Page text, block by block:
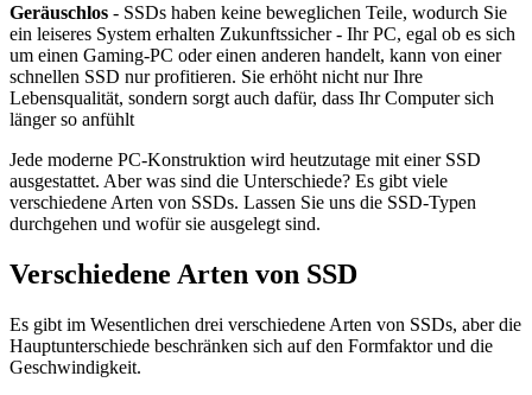
Geräuschlos - SSDs haben keine beweglichen Teile, wodurch Sie
ein leiseres System erhalten Zukunftssicher - Ihr PC, egal ob es sich
um einen Gaming-PC oder einen anderen handelt, kann von einer
schnellen SSD nur profitieren. Sie erhöht nicht nur Ihre
Lebensqualität, sondern sorgt auch dafür, dass Ihr Computer sich
länger so anfühlt
Jede moderne PC-Konstruktion wird heutzutage mit einer SSD
ausgestattet. Aber was sind die Unterschiede? Es gibt viele
verschiedene Arten von SSDs. Lassen Sie uns die SSD-Typen
durchgehen und wofür sie ausgelegt sind.
Verschiedene Arten von SSD
Es gibt im Wesentlichen drei verschiedene Arten von SSDs, aber die
Hauptunterschiede beschränken sich auf den Formfaktor und die
Geschwindigkeit.